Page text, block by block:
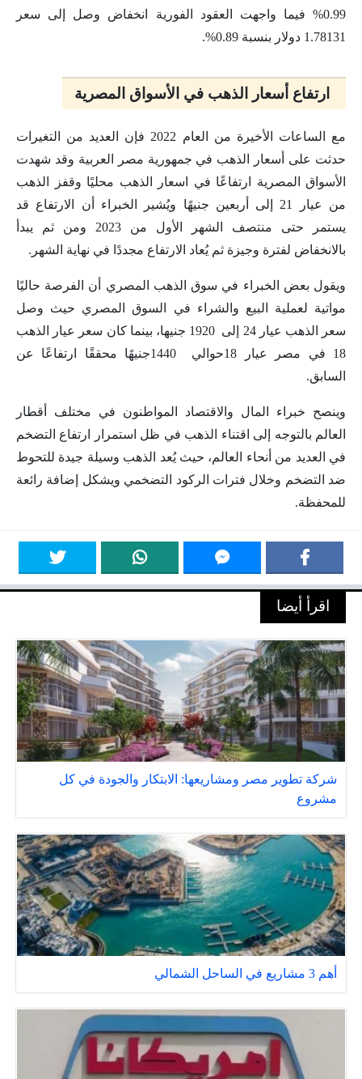
0.99% فيما واجهت العقود الفورية انخفاض وصل إلى سعر
1.78131 دولار بنسبة 0.89%.
ارتفاع أسعار الذهب في الأسواق المصرية
مع الساعات الأخيرة من العام 2022 فإن العديد من التغيرات
حدثت على أسعار الذهب في جمهورية مصر العربية وقد شهدت
الأسواق المصرية ارتفاعًا في اسعار الذهب محليًا وقفز الذهب
من عيار 21 إلى أربعين جنيهًا ويُشير الخبراء أن الارتفاع قد
يستمر حتى منتصف الشهر الأول من 2023 ومن ثم يبدأ
بالانخفاض لفترة وجيزة ثم يُعاد الارتفاع مجددًا في نهاية الشهر.
ويقول بعض الخبراء في سوق الذهب المصري أن الفرصة حاليًا
مواتية لعملية البيع والشراء في السوق المصري حيث وصل
سعر الذهب عيار 24 إلى 1920 جنيها، بينما كان سعر عيار الذهب
18 في مصر عيار 18حوالي 1440جنيهًا محققًا ارتفاعًا عن
السابق.
وينصح خبراء المال والاقتصاد المواطنون في مختلف أقطار
العالم بالتوجه إلى اقتناء الذهب في ظل استمرار ارتفاع التضخم
في العديد من أنحاء العالم، حيث يُعد الذهب وسيلة جيدة للتحوط
ضد التضخم وخلال فترات الركود التضخمي ويشكل إضافة رائعة
للمحفظة.
اقرأ أيضا
شركة تطوير مصر ومشاريعها: الابتكار والجودة في كل
مشروع
أهم 3 مشاريع في الساحل الشمالي